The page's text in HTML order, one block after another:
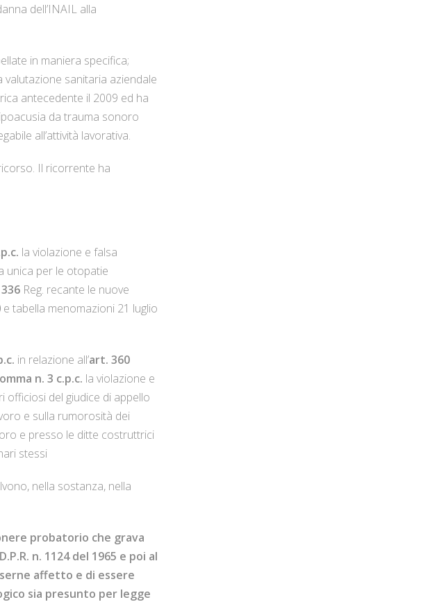
dell’INAIL alla
in maniera specifica;
sanitaria aziendale
antecedente il 2009 ed ha
da trauma sonoro
all’attività lavorativa.
Il ricorrente ha
la violazione e falsa
unica per le otopatie
Reg. recante le nuove
e tabella menomazioni 21 luglio
in relazione all’art. 360
n. 3 c.p.c. la violazione e
officiosi del giudice di appello
e sulla rumorosità dei
e presso le ditte costruttrici
stessi
nella sostanza, nella
probatorio che grava
n. 1124 del 1965 e poi al
affetto e di essere
sia presunto per legge